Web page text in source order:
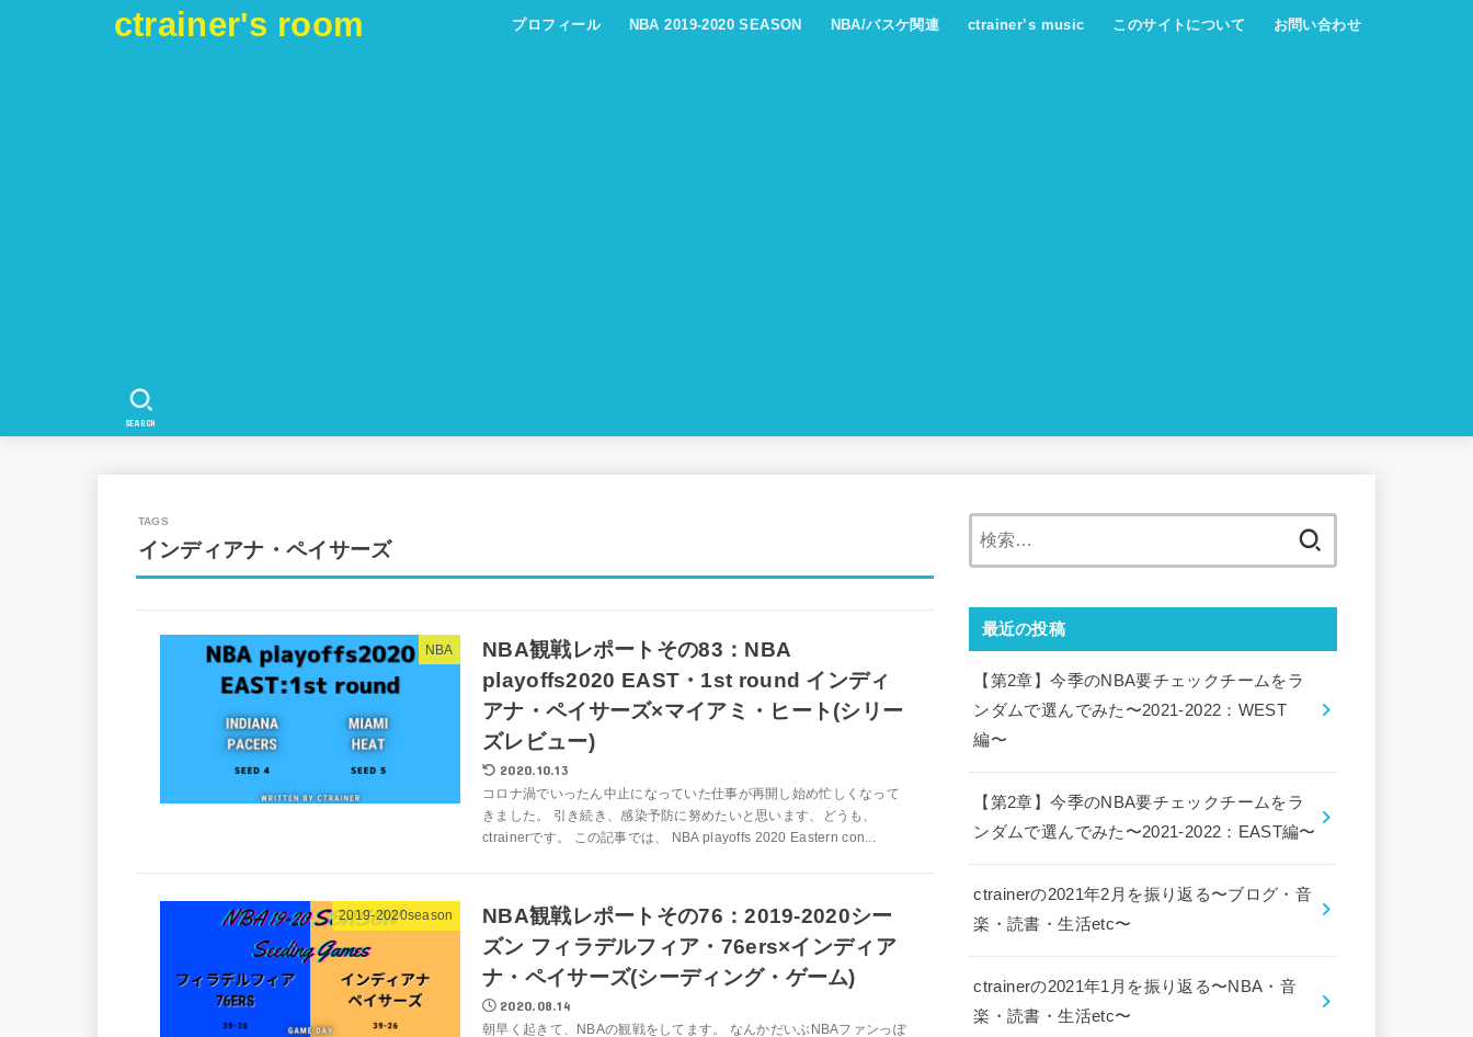
ctrainer's room プロフィール NBA 2019-2020 SEASON NBA/バスケ関連 ctrainer’s music このサイトについて お問い合わせ
SEARCH
インディアナ・ペイサーズ
NBA
NBA観戦レポートその83：NBA
playoffs2020 EAST・1st round インディ
アナ・ペイサーズ×マイアミ・ヒート(シリー
ズレビュー)
2020.10.13
コロナ渦でいったん中止になっていた仕事が再開し始め忙しくなって
きました。 引き続き、感染予防に努めたいと思います、どうも、
ctrainerです。 この記事では、 NBA playoffs 2020 Eastern con...
2019-2020season
NBA観戦レポートその76：2019-2020シー
ズン フィラデルフィア・76ers×インディア
ナ・ペイサーズ(シーディング・ゲーム)
2020.08.14
朝早く起きて、NBAの観戦をしてます。 なんかだいぶNBAファンっぽ
最近の投稿
【第2章】今季のNBA要チェックチームをラ
ンダムで選んでみた〜2021-2022：WEST
編〜
【第2章】今季のNBA要チェックチームをラ
ンダムで選んでみた〜2021-2022：EAST編〜
ctrainerの2021年2月を振り返る〜ブログ・音
楽・読書・生活etc〜
ctrainerの2021年1月を振り返る〜NBA・音
楽・読書・生活etc〜